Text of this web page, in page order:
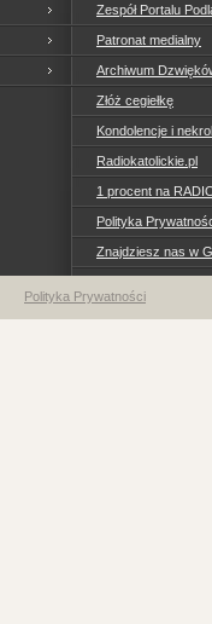
Zespół Portalu
Patronat medialny
Archiwum
Złóż cegiełkę
Kondolencje i
Radiokatolickie.pl
1 procent na
Polityka
Znajdziesz nas w
Polityka Prywatności